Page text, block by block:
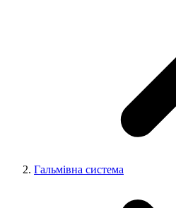
Гальмівна система